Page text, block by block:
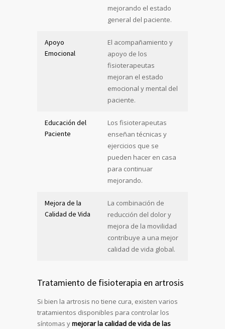
mejorando el estado
general del paciente.
Apoyo
Emocional
El acompañamiento y
apoyo de los
fisioterapeutas
mejoran el estado
emocional y mental del
paciente.
Educación del
Paciente
Los fisioterapeutas
enseñan técnicas y
ejercicios que se
pueden hacer en casa
para continuar
mejorando.
Mejora de la
Calidad de Vida
La combinación de
reducción del dolor y
mejora de la movilidad
contribuye a una mejor
calidad de vida global.
Tratamiento de fisioterapia en artrosis
Si bien la artrosis no tiene cura, existen varios
tratamientos disponibles para controlar los
síntomas ymejorar la calidad de vida de las